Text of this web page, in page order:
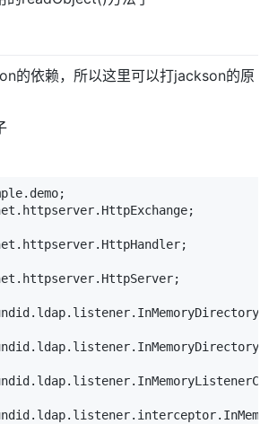
的依赖，所以这里可以打jackson的原